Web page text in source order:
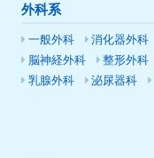
外科系
一般外科 消化器外科
脳神経外科
整形外科
乳腺外科
泌尿器科